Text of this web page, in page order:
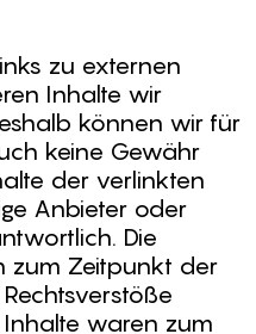
zu externen
Inhalte wir
können wir für
keine Gewähr
der verlinkten
Anbieter oder
Die
zum Zeitpunkt der
waren zum